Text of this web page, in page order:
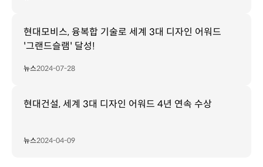
현대모비스, 융복합 기술로 세계 3대 디자인 어워드
'그랜드슬램' 달성!
뉴스2024-07-28
현대건설, 세계 3대 디자인 어워드 4년 연속 수상
뉴스2024-04-09